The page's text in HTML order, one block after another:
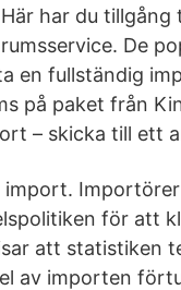
Här har du
rumsservice. De
en fullständig
på paket från
– skicka till ett
för att
att
av importen